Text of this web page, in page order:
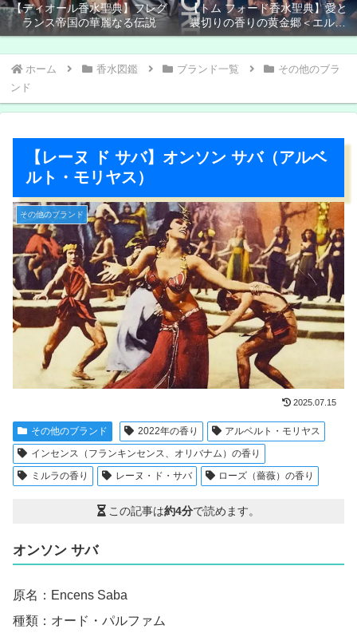
【ディオール香水聖典】フレグ
ランス帝国の華麗なる伝説
【トム フォード香水聖典】愛と
裏切りの香りの黄金郷＜エルド
ラド＞
ホーム 香水図鑑 ブランド一覧
その他のブラ
ンド
【レーヌ ド サバ】オンソン サバ（アルベ
ルト・モリヤス）
その他のブランド
2025.07.15
その他のブランド 2022年の香り
アルベルト・モリヤス
インセンス（フランキンセンス、オリバナム）の香り
ミルラの香り
レーヌ・ド・サバ ローズ（薔薇）の香り
この記事は約4分で読めます。
オンソン サバ
原名：Encens Saba
種類：オード・パルファム